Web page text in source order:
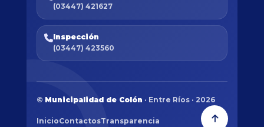
(03447) 421627
Inspección
(03447) 423560
© Municipalidad de Colón · Entre Ríos · 2026
InicioContactosTransparencia